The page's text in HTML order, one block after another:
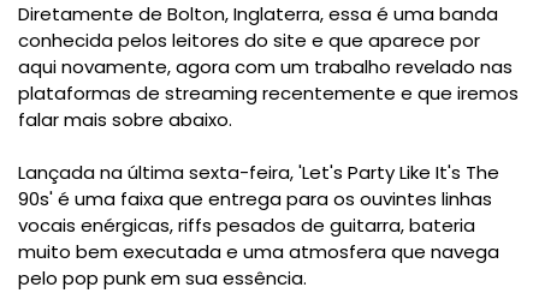
Diretamente de Bolton, Inglaterra, essa é uma banda
conhecida pelos leitores do site e que aparece por
aqui novamente, agora com um trabalho revelado nas
plataformas de streaming recentemente e que iremos
falar mais sobre abaixo.
Lançada na última sexta-feira, 'Let's Party Like It's The
90s' é uma faixa que entrega para os ouvintes linhas
vocais enérgicas, riffs pesados de guitarra, bateria
muito bem executada e uma atmosfera que navega
pelo pop punk em sua essência.